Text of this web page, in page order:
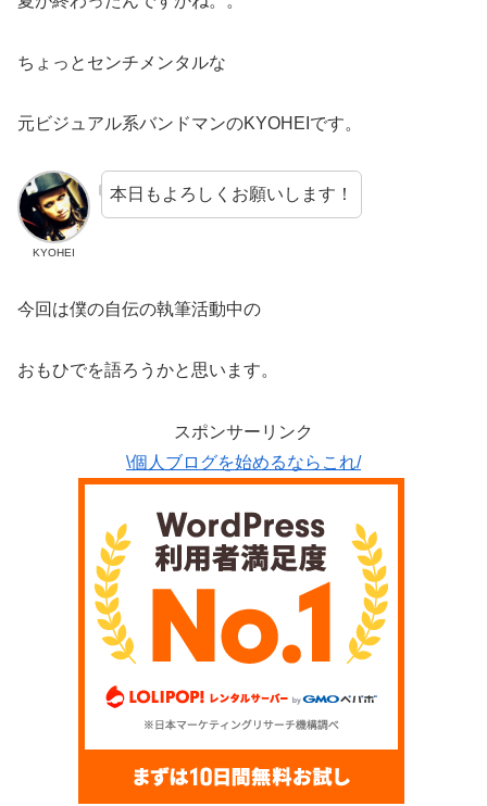
ちょっとセンチメンタルな
元ビジュアル系バンドマンのKYOHEIです。
KYOHEI
本日もよろしくお願いします！
今回は僕の自伝の執筆活動中の
おもひでを語ろうかと思います。
スポンサーリンク
\個人ブログを始めるならこれ/